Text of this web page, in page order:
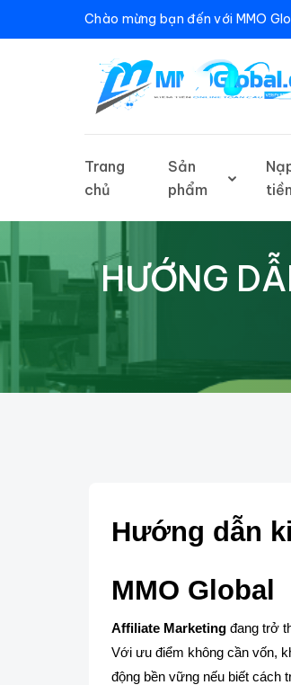
Chào mừng bạn đến với MMO
Trang
chủ
Sản
phẩm
tiền
HƯỚNG
Hướng dẫn
MMO Global
Affiliate Marketing đang trở
Với ưu điểm không cần vốn,
động bền vững nếu biết cách